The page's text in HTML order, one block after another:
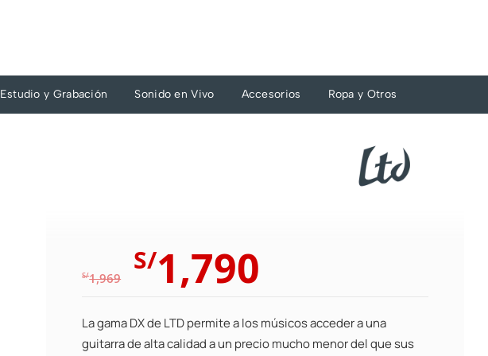
Estudio y Grabación Sonido en Vivo Accesorios Ropa y Otros
S/1,969 El
precio
original
era:
S/1,969.
S/1,790
es:
S/1,790.
La gama DX de LTD permite a los músicos acceder a una
guitarra de alta calidad a un precio mucho menor del que sus